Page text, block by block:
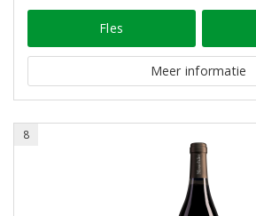
Fles
Meer informatie
8